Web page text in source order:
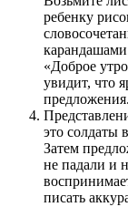
ребенку
«Доброе
увидит, что
предложения.
это солдаты
Затем
не падали и
писать